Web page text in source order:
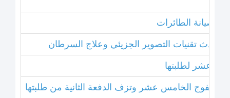
صيانة الطائرات
أحدث تقنيات التصوير الجزيئي وعلاج السرطان
عشر لطلبتها
الفوج الخامس عشر وتزف الدفعة الثانية من طلبتها